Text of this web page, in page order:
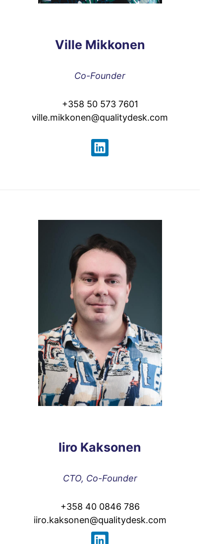
Ville Mikkonen
Co-Founder
+358 50 573 7601
ville.mikkonen@qualitydesk.com
Iiro Kaksonen
CTO, Co-Founder
+358 40 0846 786
iiro.kaksonen@qualitydesk.com